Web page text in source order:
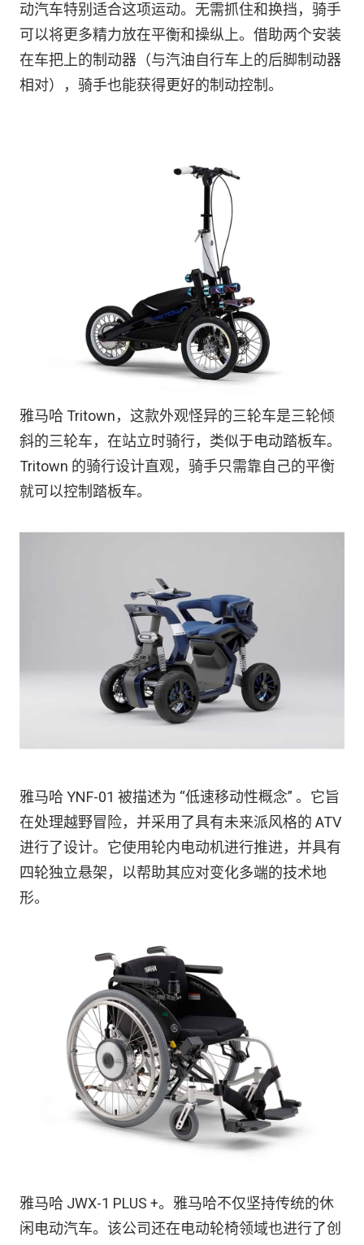
动汽车特别适合这项运动。无需抓住和换挡，骑手
可以将更多精力放在平衡和操纵上。借助两个安装
在车把上的制动器（与汽油自行车上的后脚制动器
相对），骑手也能获得更好的制动控制。
雅马哈 Tritown，这款外观怪异的三轮车是三轮倾
斜的三轮车，在站立时骑行，类似于电动踏板车。
Tritown 的骑行设计直观，骑手只需靠自己的平衡
就可以控制踏板车。
雅马哈 YNF-01 被描述为 “低速移动性概念” 。它旨
在处理越野冒险，并采用了具有未来派风格的 ATV
进行了设计。它使用轮内电动机进行推进，并具有
四轮独立悬架，以帮助其应对变化多端的技术地
形。
雅马哈 JWX-1 PLUS +。雅马哈不仅坚持传统的休
闲电动汽车。该公司还在电动轮椅领域也进行了创